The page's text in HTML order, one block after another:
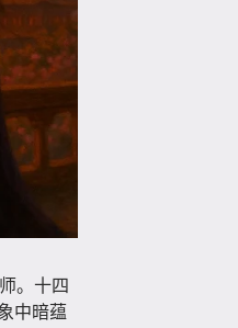
。十四
中暗蕴